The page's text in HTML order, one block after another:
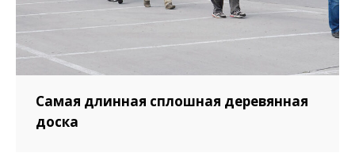
Самая длинная сплошная деревянная
доска